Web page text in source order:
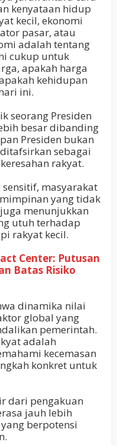
kenyataan hidup
kecil, ekonomi
pasar, atau
adalah tentang
cukup untuk
apakah harga
kehidupan
ini.
seorang Presiden
besar dibanding
Presiden bukan
sebagai
rakyat.
masyarakat
yang tidak
menunjukkan
utuh terhadap
rakyat kecil.
Center: Putusan
Batas Risiko
dinamika nilai
global yang
pemerintah.
adalah
kecemasan
konkret untuk
dari pengakuan
jauh lebih
berpotensi